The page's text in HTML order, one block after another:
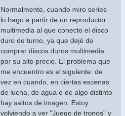
Normalmente, cuando miro series
lo hago a partir de un reproductor
multimedia al que conecto el disco
duro de turno, ya que dejé de
comprar discos duros multimedia
por su alto precio. El problema que
me encuentro es el siguiente: de
vez en cuando, en ciertas escenas
de lucha, de agua o de algo distinto
hay saltos de imagen. Estoy
volviendo a ver "Juego de tronos" y